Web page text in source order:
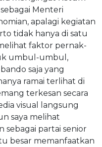
Menteri
apalagi kegiatan
tidak hanya di satu
faktor pernak-
umbul-umbul,
saja yang
ramai terlihat di
terkesan secara
visual langsung
saya melihat
sebagai partai senior
besar memanfaatkan